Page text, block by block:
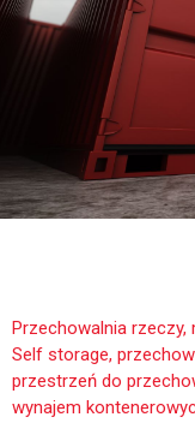
Przechowalnia rzeczy,
Self storage,
przestrzeń do
wynajem